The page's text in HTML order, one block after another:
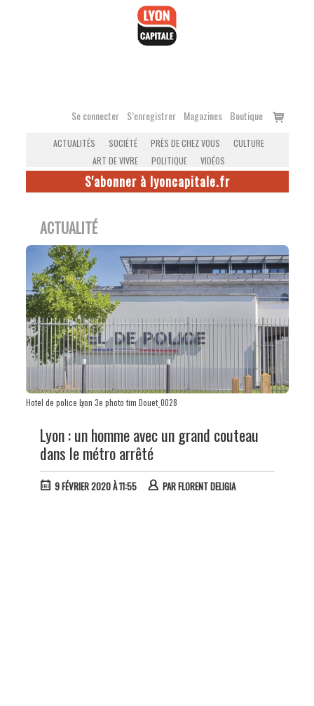
Se connecter S’enregistrer Magazines Boutique
Voir
ACTUALITÉS SOCIÉTÉ PRÈS DE CHEZ VOUS
CULTURE
ART DE VIVRE
POLITIQUE VIDÉOS
S'abonner à lyoncapitale.fr
ACTUALITÉ
Hotel de police Lyon 3e photo tim Douet_0028
Lyon : un homme avec un grand couteau
dans le métro arrêté
9 FÉVRIER 2020 À 11:55 PARFLORENT DELIGIA